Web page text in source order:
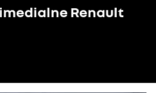
Renault